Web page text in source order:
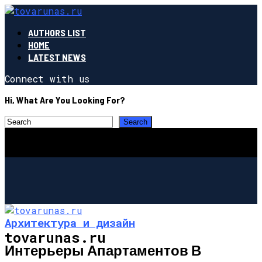
AUTHORS LIST
HOME
LATEST NEWS
Connect with us
Hi, What Are You Looking For?
tovarunas.ru
Архитектура и дизайн
Интерьеры Апартаментов В